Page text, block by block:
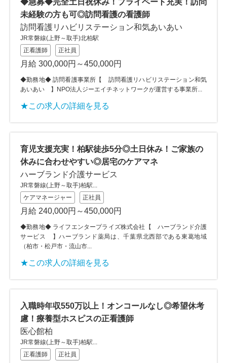
◆急募◆完全土日祝休み！プライベート充実！訪問
未経験の方も可◎訪問看護の看護師
訪問看護リハビリステーション和気あいあい
JR常磐線(上野～取手)北柏駅
正看護師
正社員
月給 300,000円～450,000円
◆勤務地◆ 訪問看護事業所【 訪問看護リハビリステーション和気
あいあい 】NPO法人ジーエイチネットワークが運営する事業所...
★この求人の詳細を見る
育児支援充実！柏駅徒歩5分◎土日休み！ご家族の
休みに合わせやすい◎居宅のケアマネ
ハーブランド介護サービス
JR常磐線(上野～取手)柏駅...
ケアマネージャー
正社員
月給 240,000円～450,000円
◆勤務地◆ ライフエンタープライズ株式会社【 ハーブランド介護
サービス 】ハーブランド薬局は、千葉県北西部である東葛地域
（柏市・松戸市・流山市...
★この求人の詳細を見る
入職時年収550万以上！オンコールなし◎希望休考
慮！療養型ホスピスの正看護師
医心館柏
JR常磐線(上野～取手)柏駅...
正看護師
正社員